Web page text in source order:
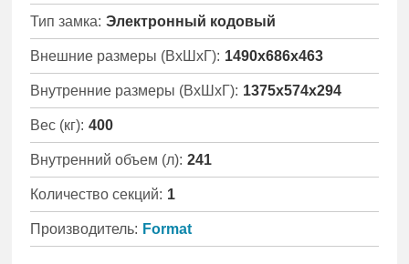
Тип замка: Электронный кодовый
Внешние размеры (ВхШхГ): 1490x686x463
Внутренние размеры (ВхШхГ): 1375x574x294
Вес (кг): 400
Внутренний объем (л): 241
Количество секций: 1
Производитель: Format